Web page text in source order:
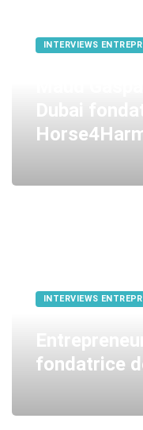
INTERVIEWS
Dubai
INTERVIEWS
fondatrice